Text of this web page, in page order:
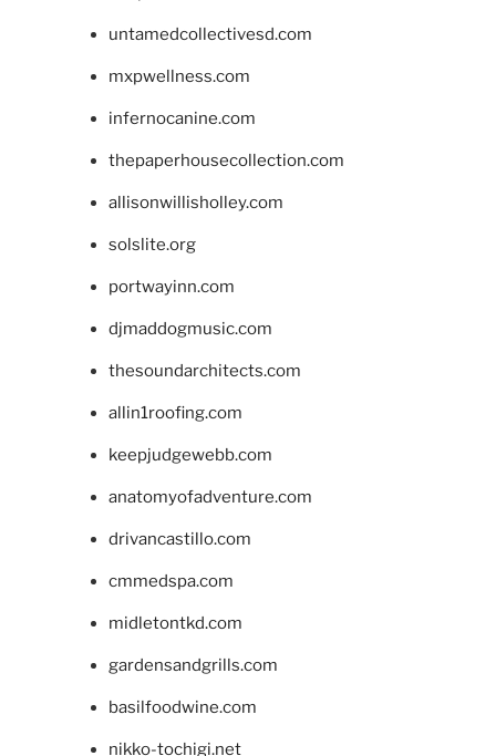
untamedcollectivesd.com
mxpwellness.com
infernocanine.com
thepaperhousecollection.com
allisonwillisholley.com
solslite.org
portwayinn.com
djmaddogmusic.com
thesoundarchitects.com
allin1roofing.com
keepjudgewebb.com
anatomyofadventure.com
drivancastillo.com
cmmedspa.com
midletontkd.com
gardensandgrills.com
basilfoodwine.com
nikko-tochigi.net